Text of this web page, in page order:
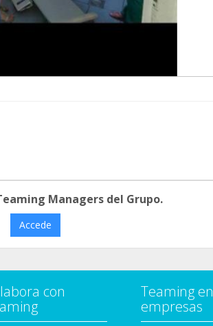
Managers del Grupo.
Accede
con
Teaming en
empresas